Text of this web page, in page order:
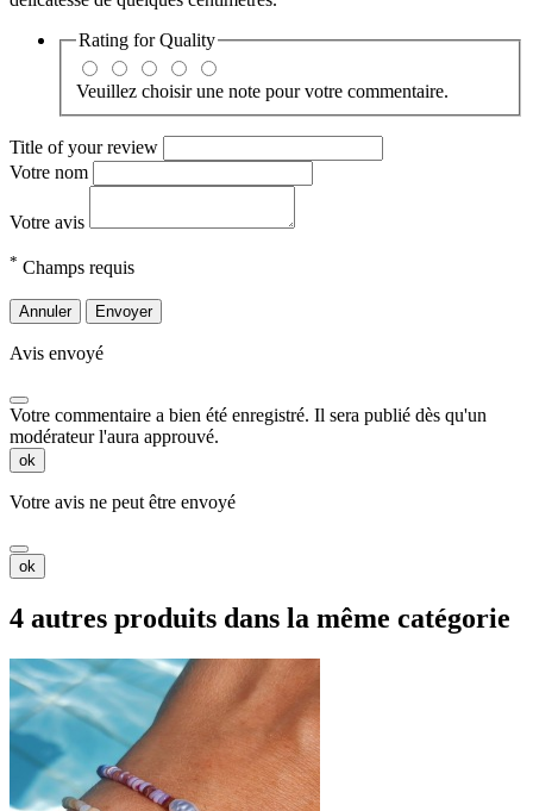
Rating forQuality
Veuillez choisir une note pour votre commentaire.
Title of your review
Votre nom
Votre avis
* Champs requis
Annuler Envoyer
Avis envoyé
Votre commentaire a bien été enregistré. Il sera publié dès qu'un
modérateur l'aura approuvé.
ok
Votre avis ne peut être envoyé
ok
4 autres produits dans la même catégorie